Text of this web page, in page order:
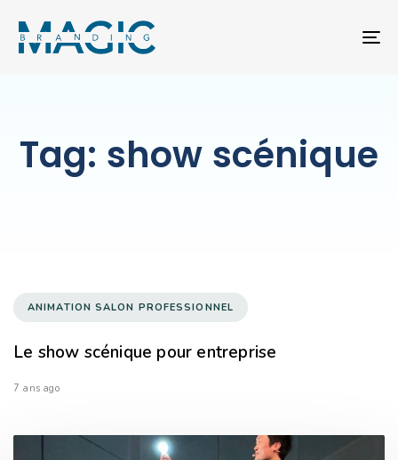
Tag: show scénique
ANIMATION SALON PROFESSIONNEL
Le show scénique pour entreprise
7 ans ago